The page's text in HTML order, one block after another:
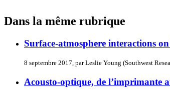
Dans la même rubrique
Surface-atmosphere interactions
8 septembre 2017, par Leslie Young (Southwest
Acousto-optique, de l’imprimante